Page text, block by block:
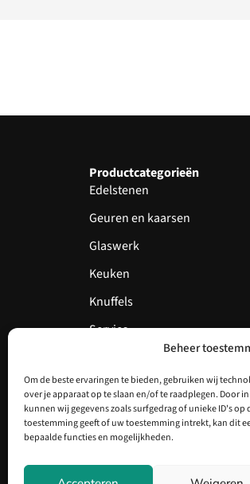
Beheer
Om de beste ervaringen te bieden, gebruiken wij
over je apparaat op te slaan en/of te raadplegen. Door
kunnen wij gegevens zoals surfgedrag of unieke ID's op
toestemming geeft of uw toestemming intrekt, kan dit
bepaalde functies en mogelijkheden.
Productcategorieën
Edelstenen
Geuren en kaarsen
Glaswerk
Keuken
Knuffels
Servies
Aanbieding
© Copyright 2025 – Finkels